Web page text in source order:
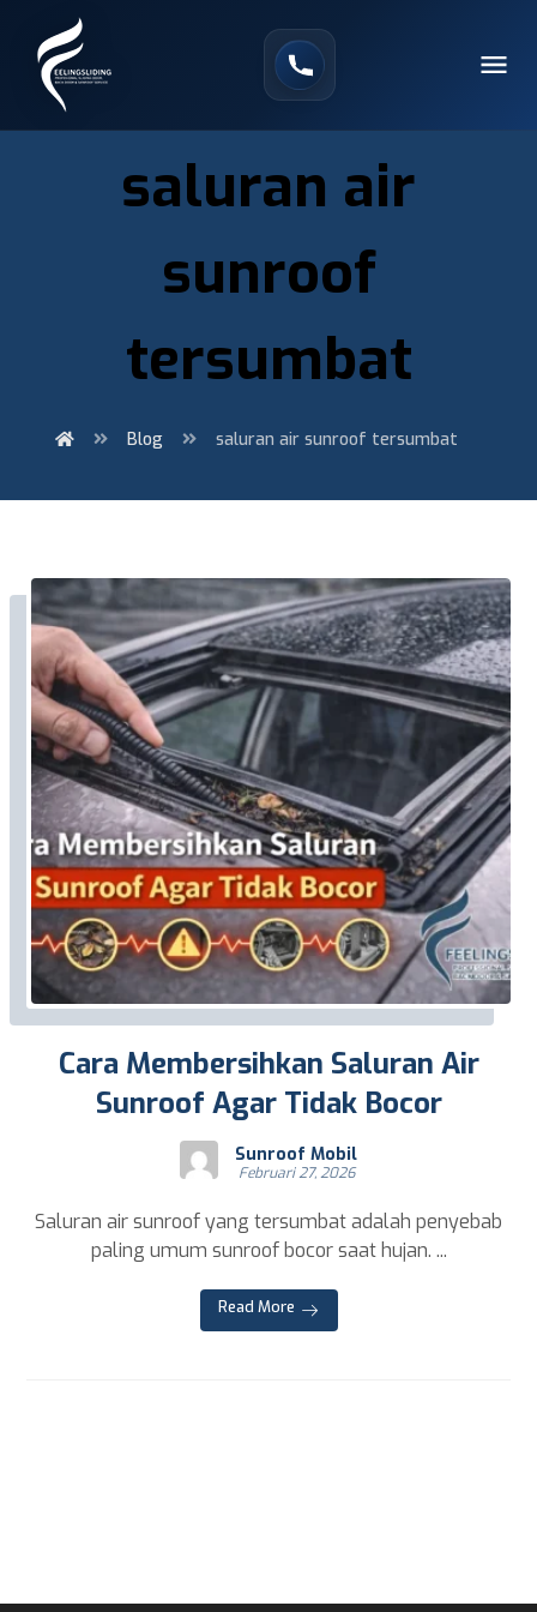
saluran air
sunroof
tersumbat
Blog saluran air sunroof tersumbat
Cara Membersihkan Saluran Air
Sunroof Agar Tidak Bocor
Sunroof Mobil
Februari 27, 2026
Saluran air sunroof yang tersumbat adalah penyebab
paling umum sunroof bocor saat hujan. ...
Read More